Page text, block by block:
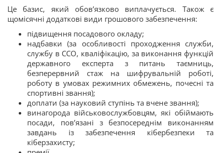
Це базис, який обов’язково виплачується. Також є
щомісячні додаткові види грошового забезпечення:
підвищення посадового окладу;
надбавки (за особливості проходження служби,
службу в ССО, кваліфікацію, за виконання функцій
державного експерта з питань таємниць,
безперервний стаж на шифрувальній роботі,
роботу в умовах режимних обмежень, почесні та
спортивні звання);
доплати (за науковий ступінь та вчене звання);
винагорода військовослужбовцям, які обіймають
посади, пов’язані з безпосереднім виконанням
завдань із забезпечення кібербезпеки та
кіберзахисту;